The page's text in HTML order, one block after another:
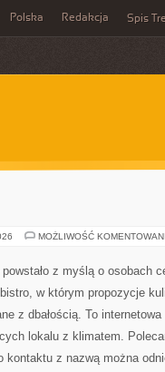
Polska Redakcja Spis
MOŻLIWOŚĆ
z myślą o osobach
w którym propozycje
z dbałością. To
lokalu z klimatem.
kontaktu z nazwą można